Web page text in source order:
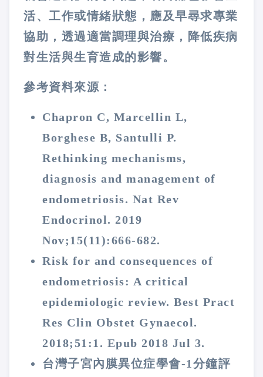
活、工作或情緒狀態，應及早尋求專業
協助，透過適當調理與治療，降低疾病
對生活與生育造成的影響。
參考資料來源：
Chapron C, Marcellin L,
Borghese B, Santulli P.
Rethinking mechanisms,
diagnosis and management of
endometriosis. Nat Rev
Endocrinol. 2019
Nov;15(11):666-682.
Risk for and consequences of
endometriosis: A critical
epidemiologic review. Best Pract
Res Clin Obstet Gynaecol.
2018;51:1. Epub 2018 Jul 3.
台灣子宮內膜異位症學會-1分鐘評